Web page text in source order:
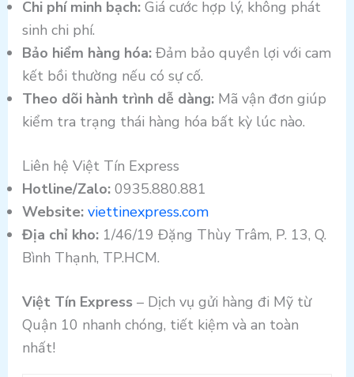
Chi phí minh bạch:Giá cước hợp lý, không phát
sinh chi phí.
Bảo hiểm hàng hóa:Đảm bảo quyền lợi với cam
kết bồi thường nếu có sự cố.
Theo dõi hành trình dễ dàng:Mã vận đơn giúp
kiểm tra trạng thái hàng hóa bất kỳ lúc nào.
Liên hệ Việt Tín Express
Hotline/Zalo:0935.880.881
Website: viettinexpress.com
Địa chỉ kho:1/46/19 Đặng Thùy Trâm, P. 13, Q.
Bình Thạnh, TP.HCM.
Việt Tín Express– Dịch vụ gửi hàng đi Mỹ từ
Quận 10 nhanh chóng, tiết kiệm và an toàn
nhất!